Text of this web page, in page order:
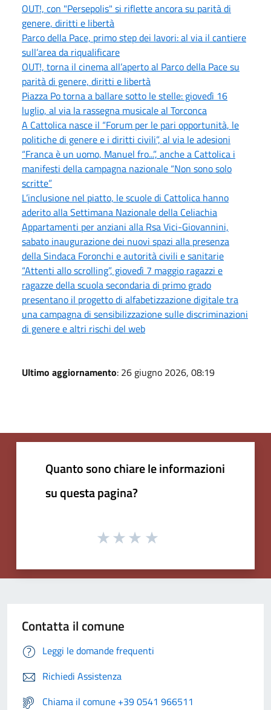
OUT!, con "Persepolis" si riflette ancora su parità di
genere, diritti e libertà
Parco della Pace, primo step dei lavori: al via il cantiere
sull’area da riqualificare
OUT!, torna il cinema all’aperto al Parco della Pace su
parità di genere, diritti e libertà
Piazza Po torna a ballare sotto le stelle: giovedì 16
luglio, al via la rassegna musicale al Torconca
A Cattolica nasce il “Forum per le pari opportunità, le
politiche di genere e i diritti civili”, al via le adesioni
“Franca è un uomo, Manuel fro...”, anche a Cattolica i
manifesti della campagna nazionale “Non sono solo
scritte”
L’inclusione nel piatto, le scuole di Cattolica hanno
aderito alla Settimana Nazionale della Celiachia
Appartamenti per anziani alla Rsa Vici-Giovannini,
sabato inaugurazione dei nuovi spazi alla presenza
della Sindaca Foronchi e autorità civili e sanitarie
“Attenti allo scrolling”, giovedì 7 maggio ragazzi e
ragazze della scuola secondaria di primo grado
presentano il progetto di alfabetizzazione digitale tra
una campagna di sensibilizzazione sulle discriminazioni
di genere e altri rischi del web
Ultimo aggiornamento: 26 giugno 2026, 08:19
Quanto sono chiare le informazioni
su questa pagina?
Contatta il comune
Leggi le domande frequenti
Richiedi Assistenza
Chiama il comune +39 0541 966511